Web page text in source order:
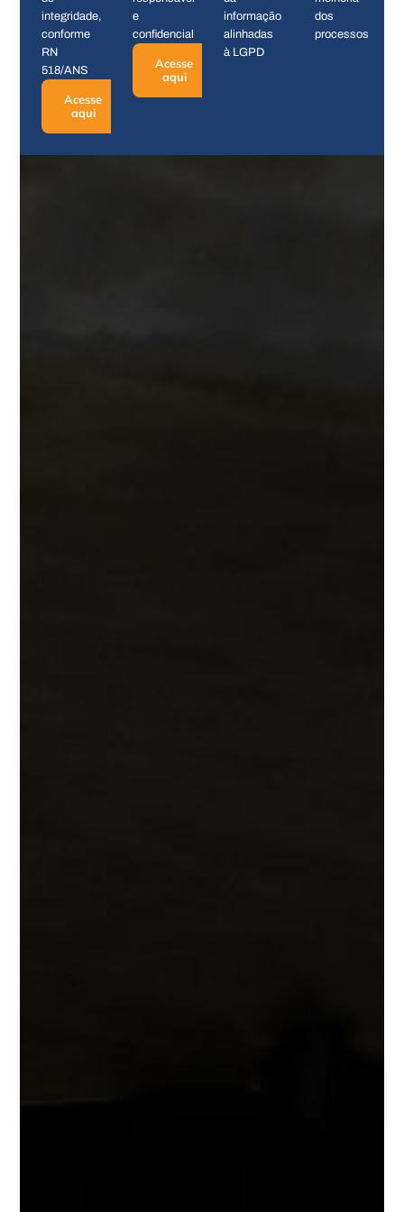
integridade,
conforme
RN
518/ANS
Acesse
aqui
e
confidencial
Acesse
aqui
informação
alinhadas
à LGPD
dos
processos